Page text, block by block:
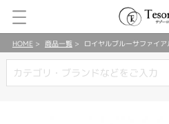
HOME 商品一覧 ロイヤルブルーサファイア